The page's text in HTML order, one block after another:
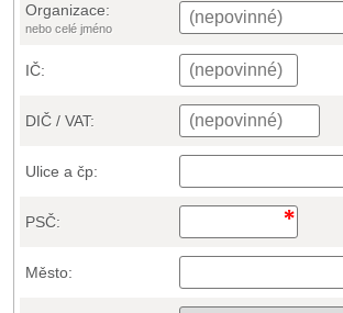
Organizace:
nebo celé jméno
IČ:
DIČ / VAT:
Ulice a čp:
PSČ:
Město: